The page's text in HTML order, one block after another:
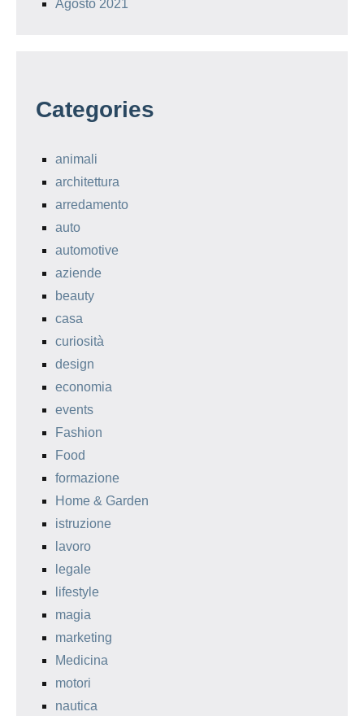
Agosto 2021
Categories
animali
architettura
arredamento
auto
automotive
aziende
beauty
casa
curiosità
design
economia
events
Fashion
Food
formazione
Home & Garden
istruzione
lavoro
legale
lifestyle
magia
marketing
Medicina
motori
nautica